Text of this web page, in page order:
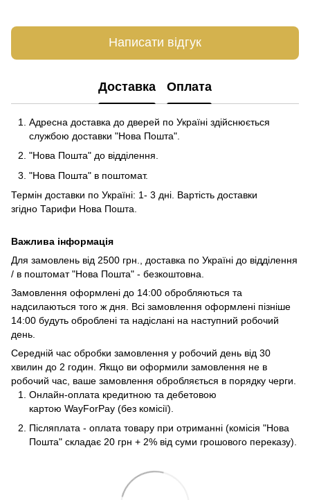
Написати відгук
Доставка Оплата
Адресна доставка до дверей по Україні здійснюється
службою доставки "Нова Пошта".
"Нова Пошта" до відділення.
"Нова Пошта" в поштомат.
Термін доставки по Україні: 1- 3 дні. Вартість доставки
згідно Тарифи Нова Пошта
Важлива інформація
Для замовлень від 2500 грн., доставка по Україні до відділення
/ в поштомат "Нова Пошта" - безкоштовна.
Замовлення оформлені до 14:00 обробляються та
надсилаються того ж дня. Всі замовлення оформлені пізніше
14:00 будуть оброблені та надіслані на наступний робочий
день.
Середній час обробки замовлення у робочий день від 30
хвилин до 2 годин. Якщо ви оформили замовлення не в
робочий час, ваше замовлення обробляється в порядку черги.
Онлайн-оплата кредитною та дебетовою
картою WayForPay (без комісії).
Післяплата - оплата товару при отриманні (комісія "Нова
Пошта" складає 20 грн + 2% від суми грошового переказу).